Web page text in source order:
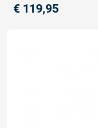
€ 119,95